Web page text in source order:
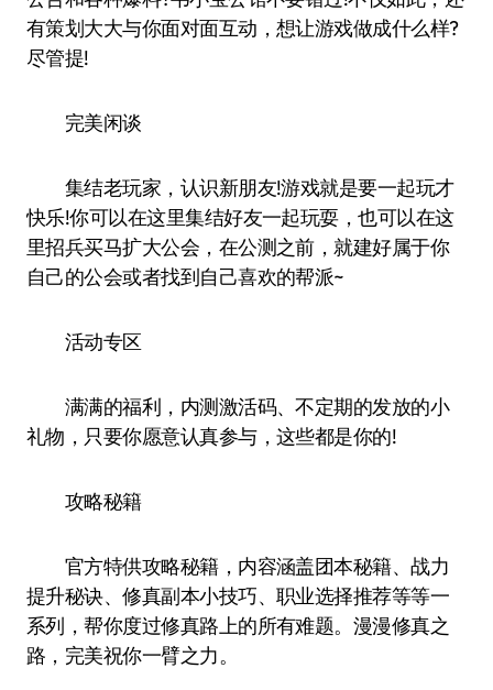
有策划大大与你面对面互动，想让游戏做成什么样?
尽管提!
完美闲谈
集结老玩家，认识新朋友!游戏就是要一起玩才
快乐!你可以在这里集结好友一起玩耍，也可以在这
里招兵买马扩大公会，在公测之前，就建好属于你
自己的公会或者找到自己喜欢的帮派~
活动专区
满满的福利，内测激活码、不定期的发放的小
礼物，只要你愿意认真参与，这些都是你的!
攻略秘籍
官方特供攻略秘籍，内容涵盖团本秘籍、战力
提升秘诀、修真副本小技巧、职业选择推荐等等一
系列，帮你度过修真路上的所有难题。漫漫修真之
路，完美祝你一臂之力。